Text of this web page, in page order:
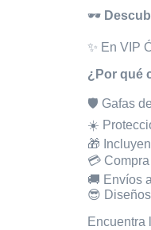
🕶️
✨ En VIP
¿Por qué
🛡️ Gafas
☀️
🎁
💳
🚚 Envíos
😎
Encuentra